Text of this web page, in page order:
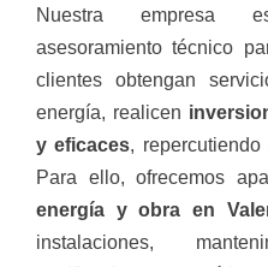
Nuestra empresa
asesoramiento técnico
clientes obtengan
energía, realicen
y eficaces, repercutiendo
Para ello, ofrecemos
energía y obra en
instalaciones,